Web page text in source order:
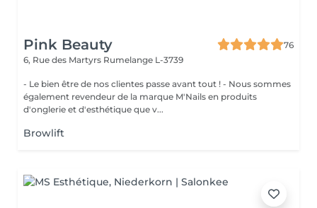
Pink Beauty
76
6, Rue des Martyrs Rumelange L-3739
- Le bien être de nos clientes passe avant tout ! - Nous sommes
également revendeur de la marque M'Nails en produits
d'onglerie et d'esthétique que v...
Browlift